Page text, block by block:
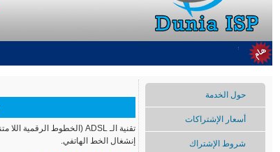
حول الخدمة
أسعار الإشتراكات
شروط الإشتراك
إنشغال الخط الهاتفي.